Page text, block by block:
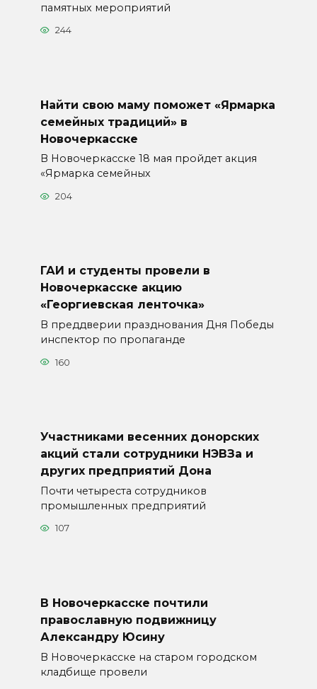
памятных мероприятий
244
Найти свою маму поможет «Ярмарка
семейных традиций» в
Новочеркасске
В Новочеркасске 18 мая пройдет акция
«Ярмарка семейных
204
ГАИ и студенты провели в
Новочеркасске акцию
«Георгиевская ленточка»
В преддверии празднования Дня Победы
инспектор по пропаганде
160
Участниками весенних донорских
акций стали сотрудники НЭВЗа и
других предприятий Дона
Почти четыреста сотрудников
промышленных предприятий
107
В Новочеркасске почтили
православную подвижницу
Александру Юсину
В Новочеркасске на старом городском
кладбище провели